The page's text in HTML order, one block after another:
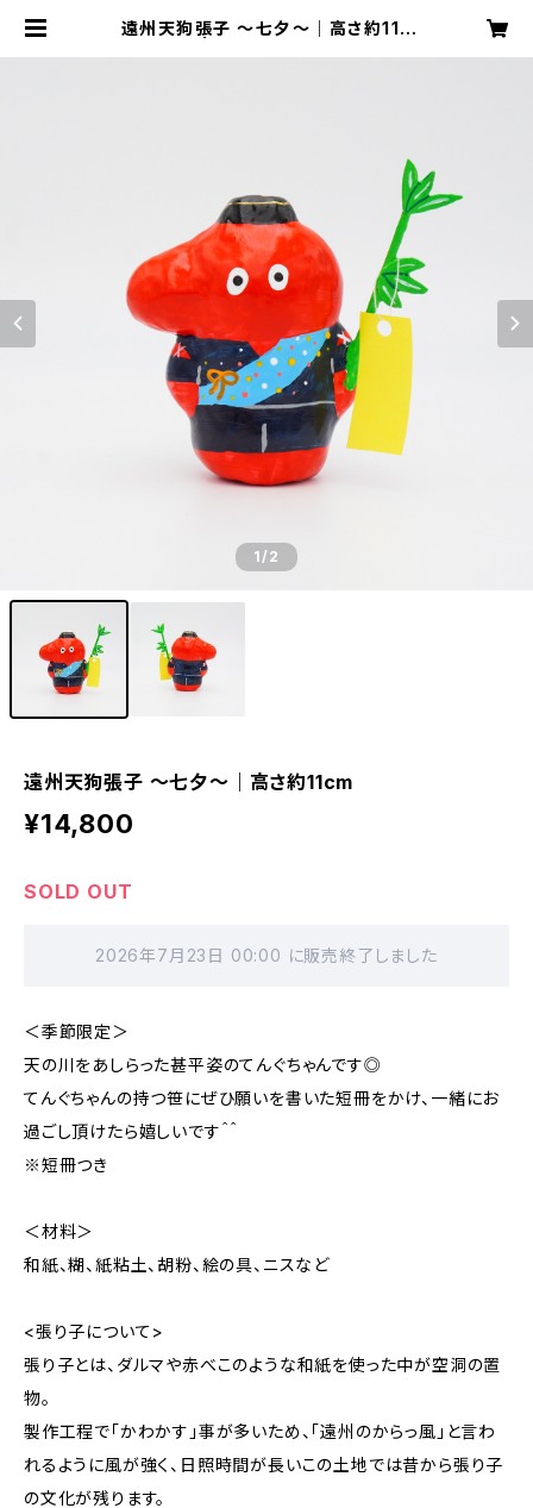
遠州天狗張子 〜七夕〜｜高さ約11c
1/2
遠州天狗張子 〜七夕〜｜高さ約11cm
¥14,800
SOLD OUT
2026年7月23日 00:00 に販売終了しました
＜季節限定＞
天の川をあしらった甚平姿のてんぐちゃんです◎
てんぐちゃんの持つ笹にぜひ願いを書いた短冊をかけ、一緒にお
過ごし頂けたら嬉しいです＾＾
※短冊つき
＜材料＞
和紙、糊、紙粘土、胡粉、絵の具、ニスなど
<張り子について>
張り子とは、ダルマや赤べこのような和紙を使った中が空洞の置
物。
製作工程で「かわかす」事が多いため、「遠州のからっ風」と言わ
れるように風が強く、日照時間が長いこの土地では昔から張り子
の文化が残ります。